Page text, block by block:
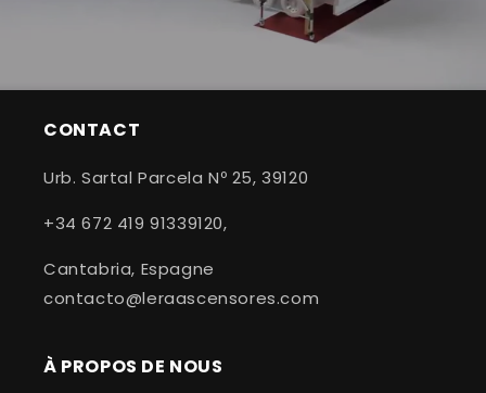
CONTACT
Urb. Sartal Parcela Nº 25, 39120
+34 672 419 91339120,
Cantabria, Espagne
contacto@leraascensores.com
À PROPOS DE NOUS